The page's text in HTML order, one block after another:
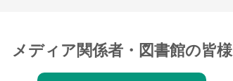
メディア関係者・図書館の皆様